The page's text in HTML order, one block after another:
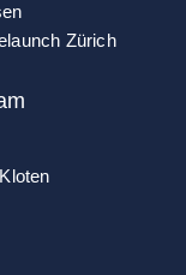
Zürich